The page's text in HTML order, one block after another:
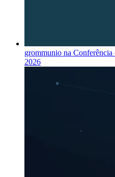
grommunio na Conferência
2026